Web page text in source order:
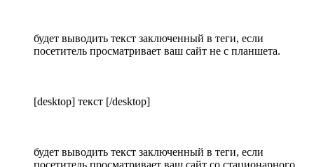
будет выводить текст заключенный в теги, если
посетитель просматривает ваш сайт не с планшета.
[desktop] текст [/desktop]
будет выводить текст заключенный в теги, если